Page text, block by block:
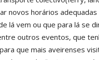
novos horários
lá vem ou que para lá se
outros eventos, que
que mais aveirenses